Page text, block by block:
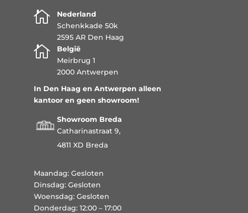

Nederland
Schenkkade 50k
2595 AR Den Haag

België
Meirbrug 1
2000 Antwerpen
In Den Haag en Antwerpen alleen
kantoor en geen showroom!
Showroom Breda
Catharinastraat 9,
4811 XD Breda
Maandag: Gesloten
Dinsdag: Gesloten
Woensdag: Gesloten
Donderdag: 12:00 – 17:00